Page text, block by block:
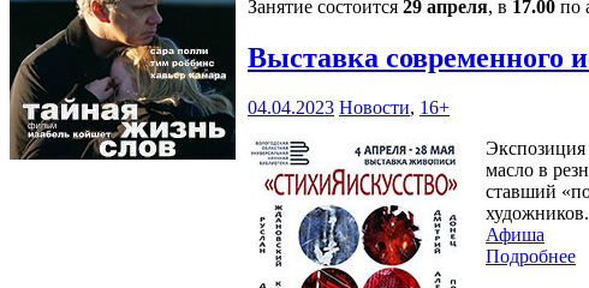
Занятие состоится 29 апреля, в 17.00 по
Выставка современного
04.04.2023 Новости, 16+
Экспозиция
масло в
ставший
художников.
Афиша
Подробнее